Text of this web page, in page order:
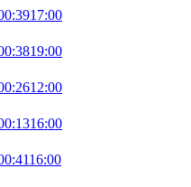
17:00
19:00
12:00
16:00
16:00